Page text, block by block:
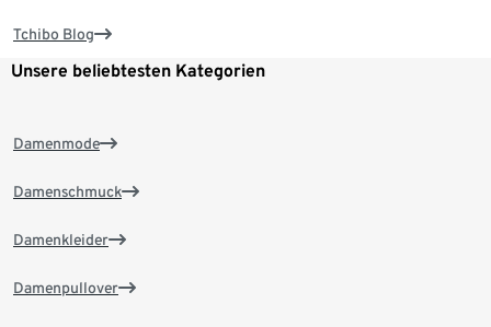
Tchibo Blog
Unsere beliebtesten Kategorien
Damenmode
Damenschmuck
Damenkleider
Damenpullover